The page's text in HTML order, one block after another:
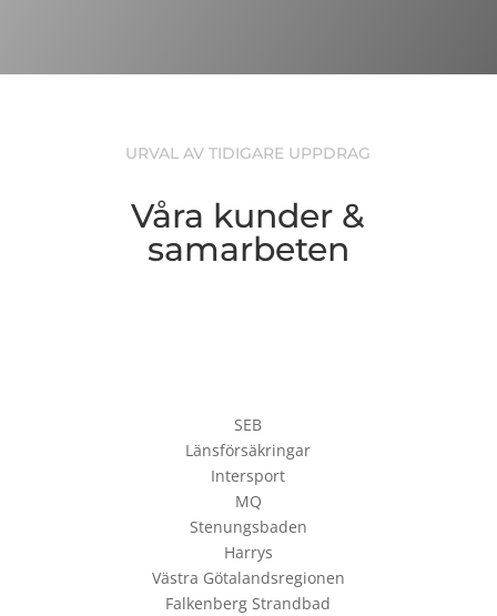
URVAL AV TIDIGARE UPPDRAG
Våra kunder &
samarbeten
SEB
Länsförsäkringar
Intersport
MQ
Stenungsbaden
Harrys
Västra Götalandsregionen
Falkenberg Strandbad